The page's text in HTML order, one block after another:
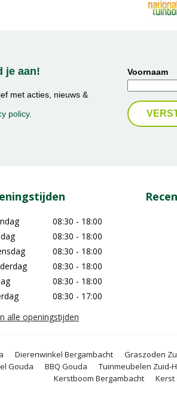
je aan!
met acties, nieuws &
policy.
Voornaam
08:30 - 18:00
08:30 - 18:00
08:30 - 18:00
08:30 - 18:00
08:30 - 18:00
08:30 - 17:00
alle openingstijden
Dierenwinkel Bergambacht Graszoden
Gouda BBQ Gouda Tuinmeubelen Zuid-
Kerstboom Bergambacht
Kerst